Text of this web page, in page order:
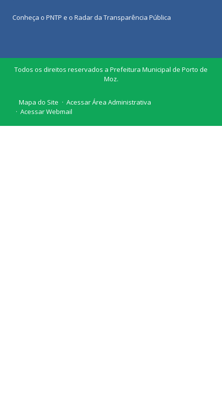
Conheça o PNTP e o Radar da Transparência Pública
Todos os direitos reservados a Prefeitura Municipal de Porto de
Moz.
Mapa do Site
Acessar Área Administrativa
Acessar Webmail